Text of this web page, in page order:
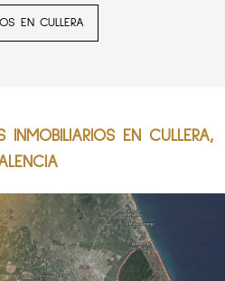
EN CULLERA
INMOBILIARIOS EN CULLERA,